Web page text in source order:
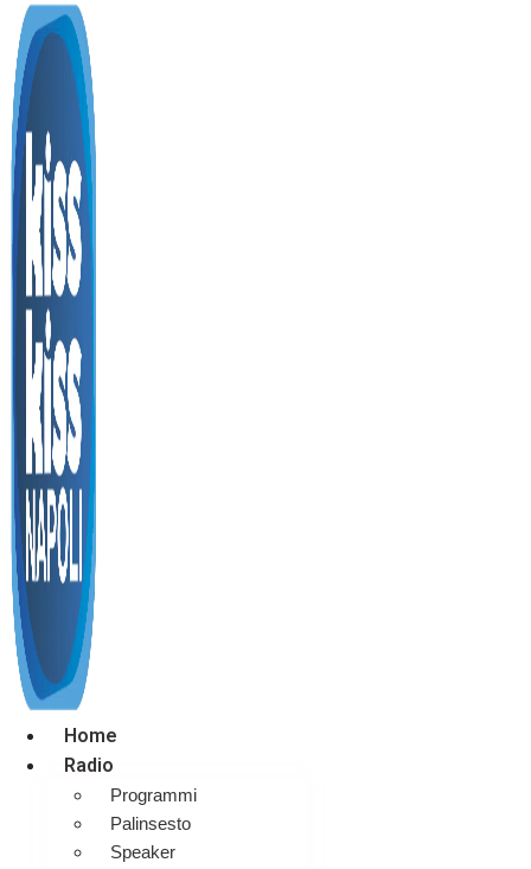
Home
Radio
Programmi
Palinsesto
Speaker